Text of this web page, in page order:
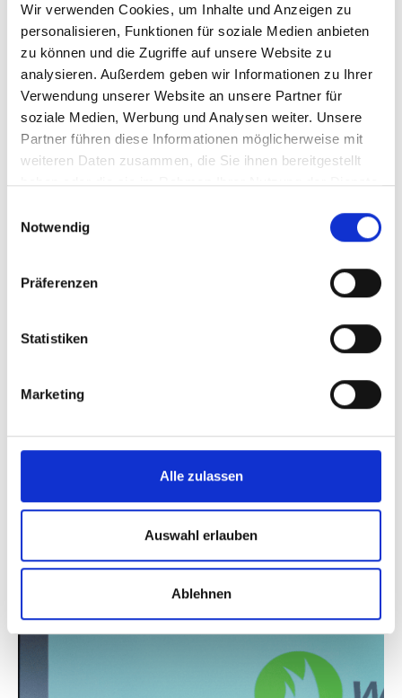
Wir verwenden Cookies, um Inhalte und Anzeigen zu
personalisieren, Funktionen für soziale Medien anbieten
zu können und die Zugriffe auf unsere Website zu
analysieren. Außerdem geben wir Informationen zu Ihrer
Verwendung unserer Website an unsere Partner für
soziale Medien, Werbung und Analysen weiter. Unsere
Partner führen diese Informationen möglicherweise mit
weiteren Daten zusammen, die Sie ihnen bereitgestellt
haben oder die sie im Rahmen Ihrer Nutzung der Dienste
Notwendig
Präferenzen
Statistiken
Marketing
Alle zulassen
Auswahl erlauben
Ablehnen
Erfolge
Wir sind stolz auf die
gemeinsame
Entwicklung.
im Photovoltaik-Anbietertest von
EFAHRER.com/ CHIP
von
+333%Funding
+68%